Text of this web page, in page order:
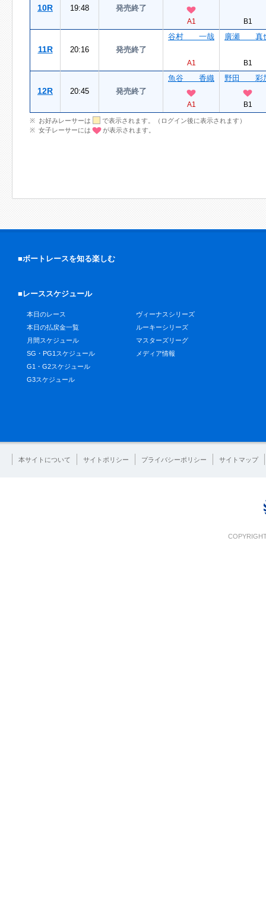
10R 19:48 発売終了
A1 B1
11R 20:16 発売終了
谷村 一哉
A1
廣瀬 真
B1
12R 20:45 発売終了
魚谷 香織
A1
野田 彩
B1
お好みレーサーは
で表示されます。（ログイン後に表示されます）
女子レーサーには
が表示されます。
■ボートレースを知る楽しむ
■レーススケジュール
本日のレース
本日の払戻金一覧
月間スケジュール
SG・PG1スケジュール
G1・G2スケジュール
G3スケジュール
ヴィーナスシリーズ
ルーキーシリーズ
マスターズリーグ
メディア情報
本サイトについて サイトポリシー プライバシーポリシー サイトマップ